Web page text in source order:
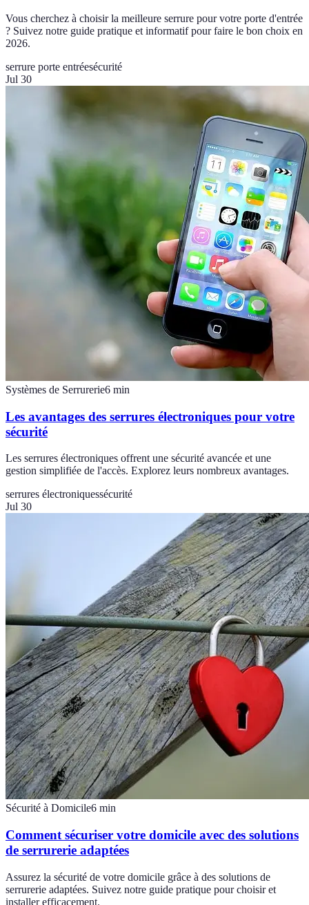
Vous cherchez à choisir la meilleure serrure pour votre porte d'entrée
? Suivez notre guide pratique et informatif pour faire le bon choix en
2026.
serrure porte entréesécurité
Jul 30
Systèmes de Serrurerie6 min
Les avantages des serrures électroniques pour votre
sécurité
Les serrures électroniques offrent une sécurité avancée et une
gestion simplifiée de l'accès. Explorez leurs nombreux avantages.
serrures électroniquessécurité
Jul 30
Sécurité à Domicile6 min
Comment sécuriser votre domicile avec des solutions
de serrurerie adaptées
Assurez la sécurité de votre domicile grâce à des solutions de
serrurerie adaptées. Suivez notre guide pratique pour choisir et
installer efficacement.